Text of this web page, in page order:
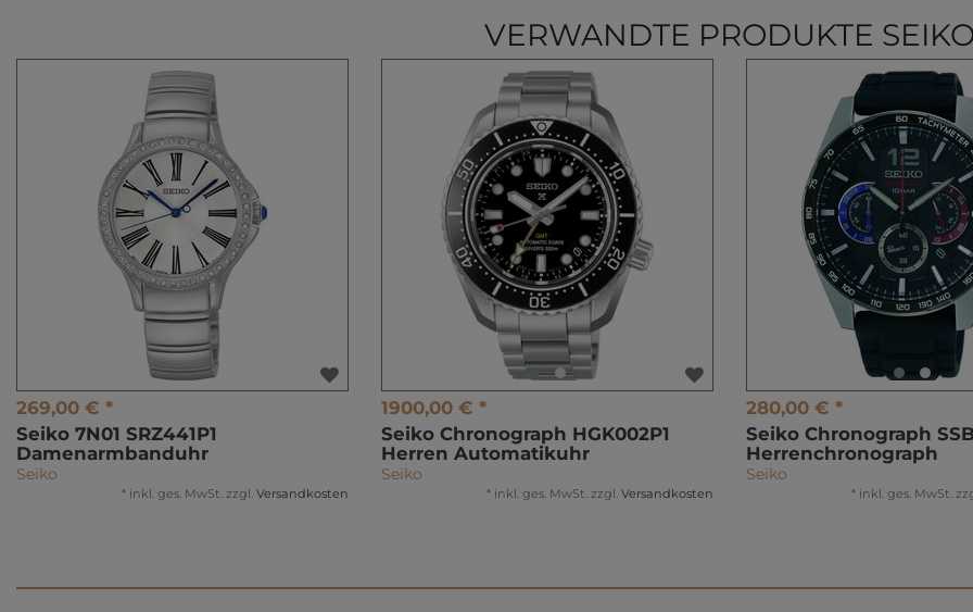
VERWANDTE PRODUKTE
269,00 € *
Seiko 7N01 SRZ441P1
Damenarmbanduhr
Seiko
* inkl. ges. MwSt. zzgl. Versandkosten
1900,00 € *
Seiko Chronograph HGK002P1
Herren Automatikuhr
Seiko
* inkl. ges. MwSt. zzgl. Versandkosten
280,00 € *
Seiko Chronograph
Herrenchronograph
Seiko
* inkl. ges. MwSt.